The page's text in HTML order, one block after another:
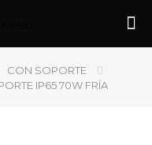
CON SOPORTE
IP65 70W FRÍA